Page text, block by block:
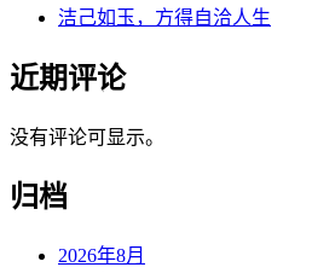
洁己如玉，方得自洽人生
近期评论
没有评论可显示。
归档
2026年8月